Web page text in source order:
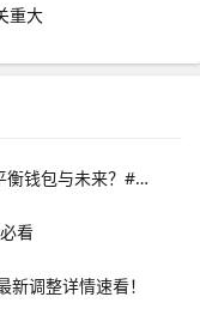
重大
公积金调整引热议：从12%到5%，如何平衡钱包与未来？#理财策略解读
看
调整详情速看！